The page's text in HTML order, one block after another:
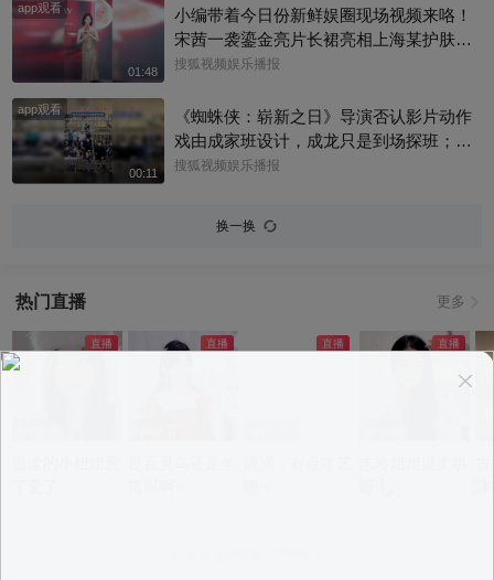
小超人 @摸鱼兄弟 @直播狐 @小狐 @努
力学习的总结侠
app观看
01:48
小编带着今日份新鲜娱圈现场视频来咯！
宋茜一袭鎏金亮片长裙亮相上海某护肤品
牌举办的新品发布会，活动上，她教学护
有哪些趣事吧#宋茜
搜狐视频娱乐播报
app观看
00:11
《蜘蛛侠：崭新之日》导演否认影片动作
戏由成家班设计，成龙只是到场探班；本
片武指张鹏师从成家班的布拉德·艾伦，成
搜狐视频娱乐播报
换一换
热门直播 更多